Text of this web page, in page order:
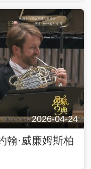
2026-04-24
翰·威廉姆斯柏